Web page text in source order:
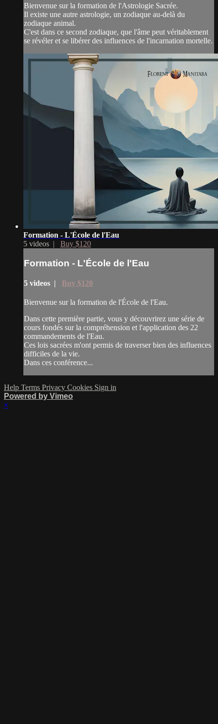
Bienvenue sur la formation de l'Astrologie Sacrée.
Il existe une autre astrologie, un zodiaque au-delà du
zodiaque animal.
C'est dans ce second zodiaque, que l'âme peut véritablement
se révéler et se libérer des influences de l'incarnation mortelle.
Formation - L'École de l'Eau
5 videos | Buy $120
Formation - L'École de l'Eau
5 videos | Buy $120
Bienvenue sur la formation de l'École de l'Eau.
Dans cette première partie, vous y découvrirez une série de
cours fondés sur la compréhension et l'application des 22
commandements de l'Eau.
Ces lois sacrées m'ont permis de traverser bien des influences
difficiles de la vie.
Dans ces conférence...
Help Terms Privacy Cookies Sign in
Powered by Vimeo
×